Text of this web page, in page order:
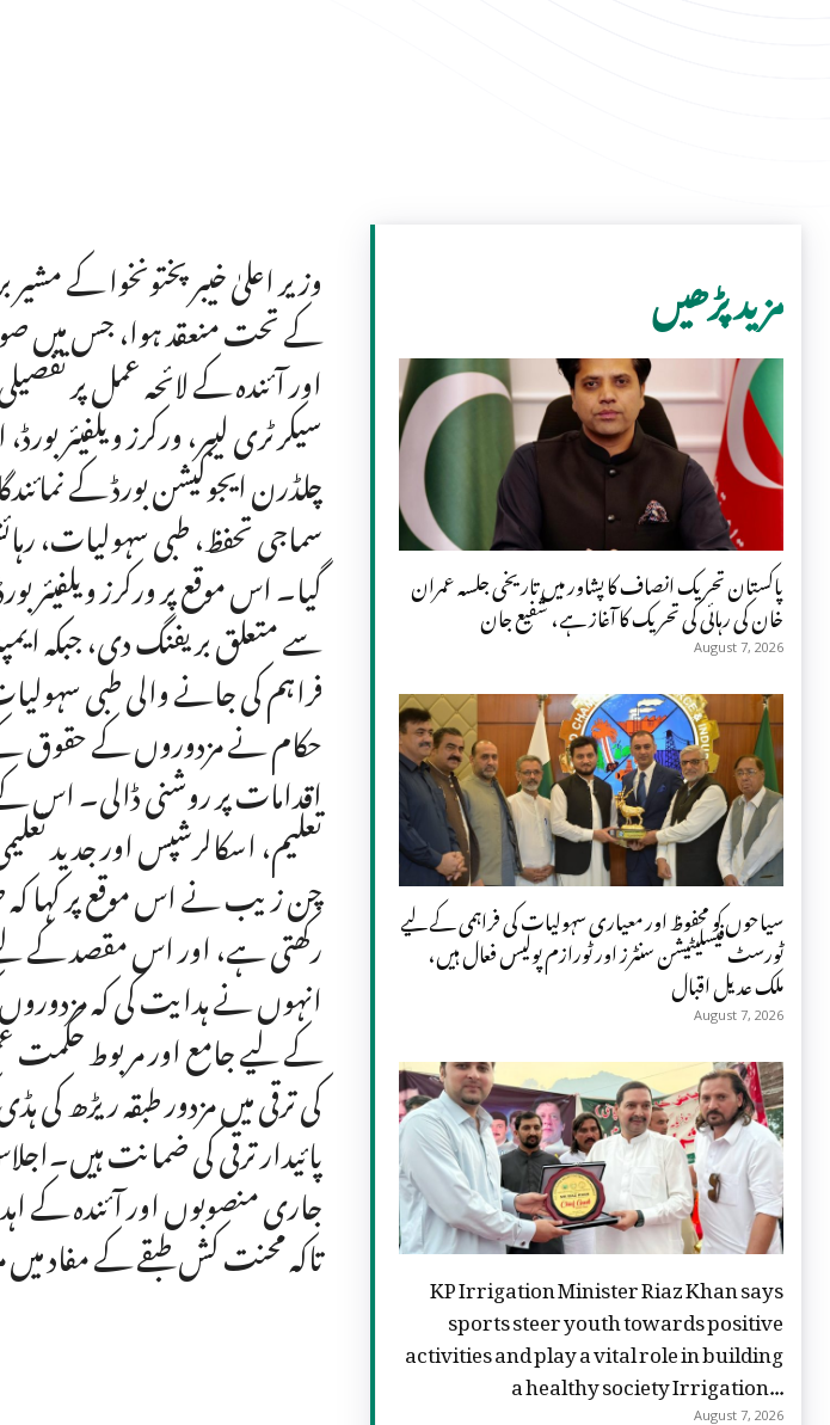
وزیر اعلیٰ خیبر پختونخوا کے
کے تحت منعقد ہوا، جس میں
اور آئندہ کے لائحہ عمل پر
سیکرٹری لیبر، ورکرز ویلفیئر
چلڈرن ایجوکیشن بورڈ کے
سماجی تحفظ، طبی سہولیات،
گیا۔ اس موقع پر ورکرز
سے متعلق بریفنگ دی، جبکہ
فراہم کی جانے والی طبی
حکام نے مزدوروں کے حقوق کے
اقدامات پر روشنی ڈالی۔ اس
تعلیم، اسکالرشپس اور جدید
چن زیب نے اس موقع پر کہا کہ
رکھتی ہے، اور اس مقصد کے
انہوں نے ہدایت کی کہ
کے لیے جامع اور مربوط
کی ترقی میں مزدور طبقہ ریڑھ
پائیدار ترقی کی ضمانت
جاری منصوبوں اور آئندہ کے
تاکہ محنت کش طبقے کے مفاد
مزید پڑھیں
پاکستان تحریک انصاف کا پشاور میں تاریخی جلسہ عمران
خان کی رہائی کی تحریک کا آغاز ہے، شفیع جان
August 7, 2026
سیاحوں کو محفوظ اور معیاری سہولیات کی فراہمی کے لیے
ٹورسٹ فیسلیٹیشن سنٹرز اور ٹورازم پولیس فعال ہیں،
ملک عدیل اقبال
August 7, 2026
KP Irrigation Minister Riaz Khan says
sports steer youth towards positive
activities and play a vital role in building
a healthy society Irrigation...
August 7, 2026